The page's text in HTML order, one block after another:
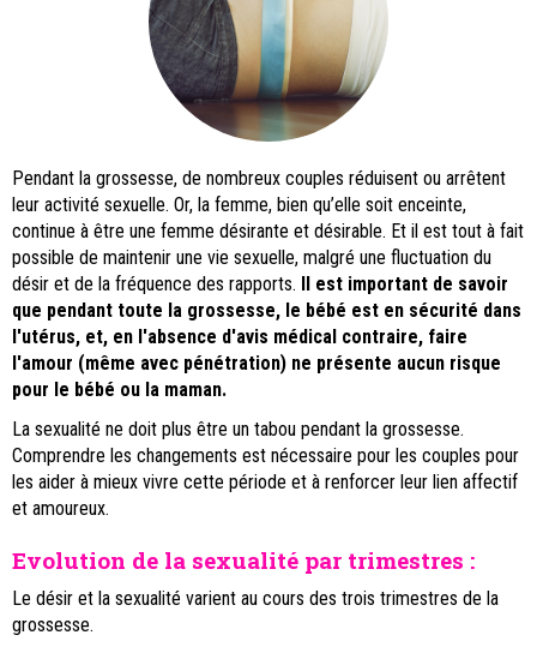
Pendant la grossesse, de nombreux couples réduisent ou arrêtent
leur activité sexuelle. Or, la femme, bien qu’elle soit enceinte,
continue à être une femme désirante et désirable. Et il est tout à fait
possible de maintenir une vie sexuelle, malgré une fluctuation du
désir et de la fréquence des rapports. Il est important de savoir
que pendant toute la grossesse, le bébé est en sécurité dans
l'utérus, et, en l'absence d'avis médical contraire, faire
l'amour (même avec pénétration) ne présente aucun risque
pour le bébé ou la maman.
La sexualité ne doit plus être un tabou pendant la grossesse.
Comprendre les changements est nécessaire pour les couples pour
les aider à mieux vivre cette période et à renforcer leur lien affectif
et amoureux.
Evolution de la sexualité par trimestres :
Le désir et la sexualité varient au cours des trois trimestres de la
grossesse.